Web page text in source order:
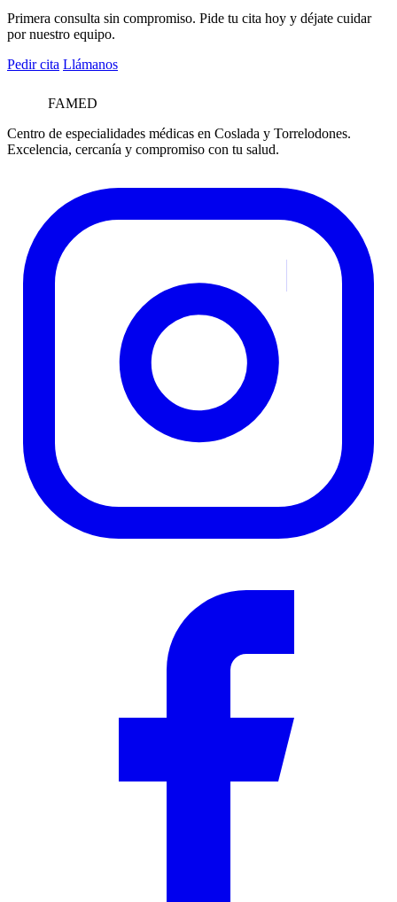
Primera consulta sin compromiso. Pide tu cita hoy y déjate cuidar
por nuestro equipo.
Pedir cita Llámanos
FAMED
Centro de especialidades médicas en Coslada y Torrelodones.
Excelencia, cercanía y compromiso con tu salud.